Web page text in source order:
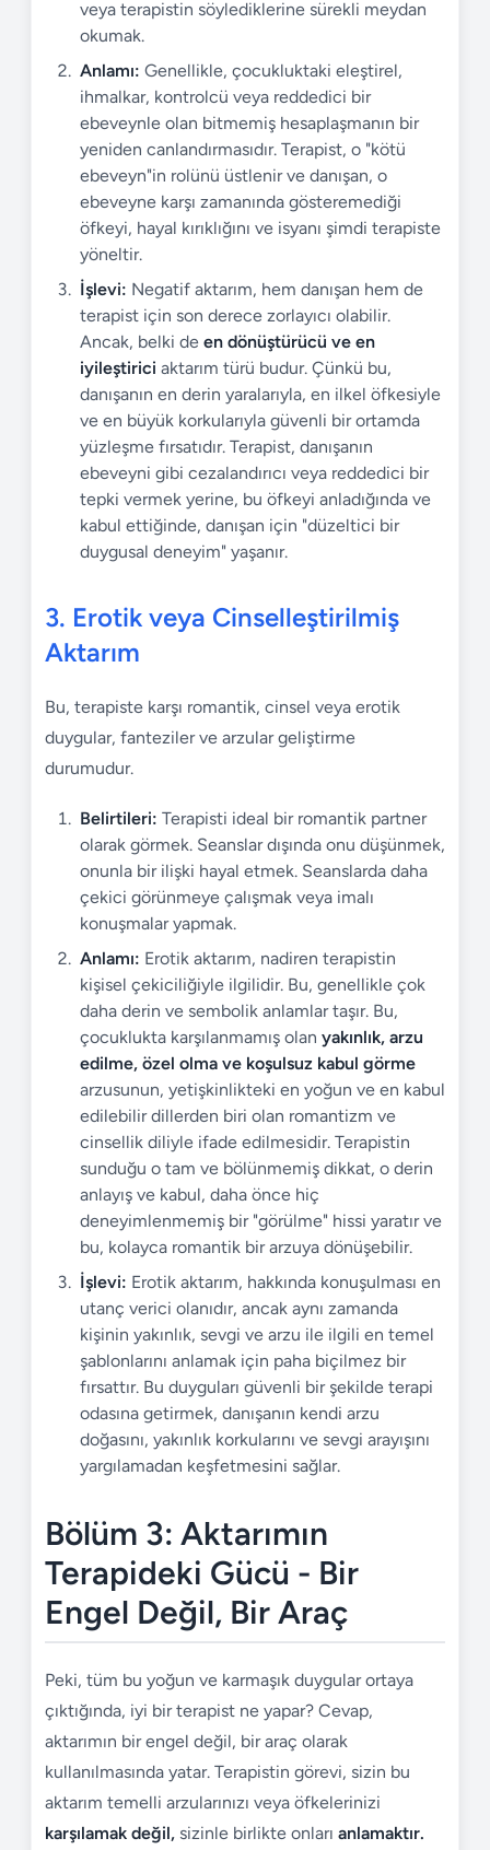
veya terapistin söylediklerine sürekli meydan
okumak.
Anlamı: Genellikle, çocukluktaki eleştirel,
ihmalkar, kontrolcü veya reddedici bir
ebeveynle olan bitmemiş hesaplaşmanın bir
yeniden canlandırmasıdır. Terapist, o "kötü
ebeveyn"in rolünü üstlenir ve danışan, o
ebeveyne karşı zamanında gösteremediği
öfkeyi, hayal kırıklığını ve isyanı şimdi terapiste
yöneltir.
İşlevi: Negatif aktarım, hem danışan hem de
terapist için son derece zorlayıcı olabilir.
Ancak, belki de en dönüştürücü ve en
iyileştirici aktarım türü budur. Çünkü bu,
danışanın en derin yaralarıyla, en ilkel öfkesiyle
ve en büyük korkularıyla güvenli bir ortamda
yüzleşme fırsatıdır. Terapist, danışanın
ebeveyni gibi cezalandırıcı veya reddedici bir
tepki vermek yerine, bu öfkeyi anladığında ve
kabul ettiğinde, danışan için "düzeltici bir
duygusal deneyim" yaşanır.
3. Erotik veya Cinselleştirilmiş
Aktarım
Bu, terapiste karşı romantik, cinsel veya erotik
duygular, fanteziler ve arzular geliştirme
durumudur.
Belirtileri: Terapisti ideal bir romantik partner
olarak görmek. Seanslar dışında onu düşünmek,
onunla bir ilişki hayal etmek. Seanslarda daha
çekici görünmeye çalışmak veya imalı
konuşmalar yapmak.
Anlamı: Erotik aktarım, nadiren terapistin
kişisel çekiciliğiyle ilgilidir. Bu, genellikle çok
daha derin ve sembolik anlamlar taşır. Bu,
çocuklukta karşılanmamış olan yakınlık, arzu
edilme, özel olma ve koşulsuz kabul görme
arzusunun, yetişkinlikteki en yoğun ve en kabul
edilebilir dillerden biri olan romantizm ve
cinsellik diliyle ifade edilmesidir. Terapistin
sunduğu o tam ve bölünmemiş dikkat, o derin
anlayış ve kabul, daha önce hiç
deneyimlenmemiş bir "görülme" hissi yaratır ve
bu, kolayca romantik bir arzuya dönüşebilir.
İşlevi: Erotik aktarım, hakkında konuşulması en
utanç verici olanıdır, ancak aynı zamanda
kişinin yakınlık, sevgi ve arzu ile ilgili en temel
şablonlarını anlamak için paha biçilmez bir
fırsattır. Bu duyguları güvenli bir şekilde terapi
odasına getirmek, danışanın kendi arzu
doğasını, yakınlık korkularını ve sevgi arayışını
yargılamadan keşfetmesini sağlar.
Bölüm 3: Aktarımın
Terapideki Gücü - Bir
Engel Değil, Bir Araç
Peki, tüm bu yoğun ve karmaşık duygular ortaya
çıktığında, iyi bir terapist ne yapar? Cevap,
aktarımın bir engel değil, bir araç olarak
kullanılmasında yatar. Terapistin görevi, sizin bu
aktarım temelli arzularınızı veya öfkelerinizi
karşılamak değil, sizinle birlikte onları anlamaktır.